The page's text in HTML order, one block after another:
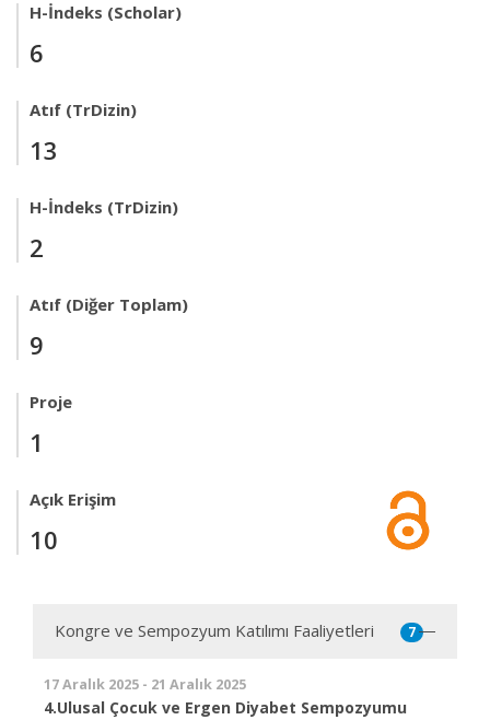
H-İndeks (Scholar)
6
Atıf (TrDizin)
13
H-İndeks (TrDizin)
2
Atıf (Diğer Toplam)
9
Proje
1
Açık Erişim
10
Kongre ve Sempozyum Katılımı Faaliyetleri 7
17 Aralık 2025 - 21 Aralık 2025
4.Ulusal Çocuk ve Ergen Diyabet Sempozyumu